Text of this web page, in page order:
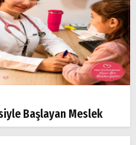
Başlayan Meslek